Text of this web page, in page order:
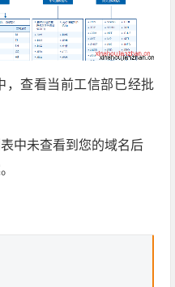
，查看当前工信部已经批
中未查看到您的域名后